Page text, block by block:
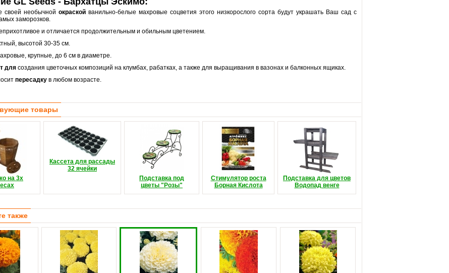
своей необычной окраской ванильно-белые махровые соцветия этого низкорослого сорта будут украшать Ваш сад с
заморозков.
и отличается продолжительным и обильным цветением.
высотой 30-35 см.
крупные, до 6 см в диаметре.
для создания цветочных композиций на клумбах, рабатках, а также для выращивания в вазонах и балконных ящиках.
пересадку в любом возрасте.
товары
на 3х
Кассета для рассады
32 ячейки
Подставка под
цветы "Розы"
Стимулятор роста
Борная Кислота
Подставка для цветов
Водопад венге
также